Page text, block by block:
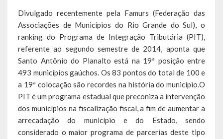
Estrutura e Competências
Educação e Cultura
Obras e Viação
Saúde e Assistência Social
Desenvolvimento, Indústria, Comércio, Turismo, Trânsito e
Serviços Urbanos
Cultura e Turismo
Divulgado recentemente pela Famurs (Federação das
Associações de Municípios do Rio Grande do Sul), o
ranking do Programa de Integração Tributária (PIT),
referente ao segundo semestre de 2014, aponta que
Santo Antônio do Planalto está na 19ª posição entre
493 municípios gaúchos. Os 83 pontos do total de 100 e
a 19ª colocação são recordes na história do município.O
PIT é um programa estadual que preconiza a intervenção
dos municípios na fiscalização fiscal, a fim de aumentar a
arrecadação do município e do Estado, sendo
considerado o maior programa de parcerias deste tipo